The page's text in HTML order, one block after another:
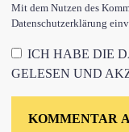
Mit dem Nutzen des
Datenschutzerklärung
ICH HABE DIE
GELESEN UND